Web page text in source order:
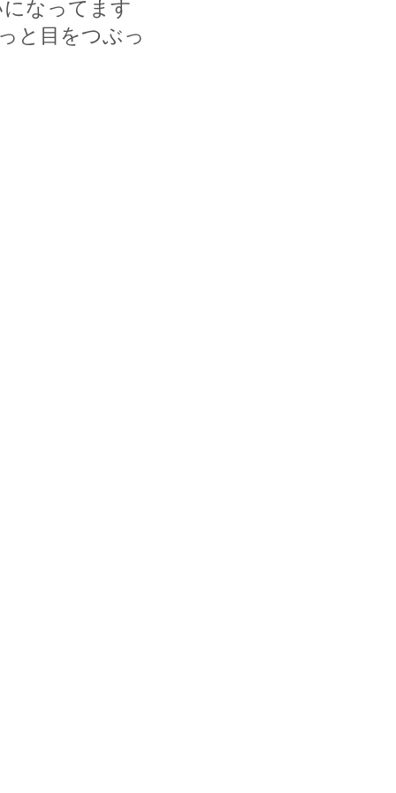
なってます
と目をつぶっ